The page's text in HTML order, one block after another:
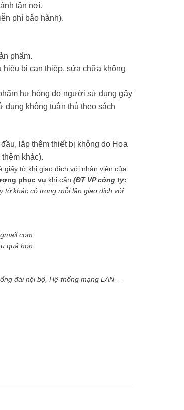
tận nơi.
phí bảo hành).
phẩm.
hiệu bị can thiệp, sửa chữa không
hư hỏng do người sử dụng gây
dụng không tuân thủ theo sách
lắp thêm thiết bị không do Hoa
khác).
tờ khi giao dịch với nhân viên của
phục vụ khi cần (ĐT VP công ty:
tờ khác có trong mỗi lần giao dịch với
quả hơn.
đài nội bộ, Hệ thống mạng LAN –